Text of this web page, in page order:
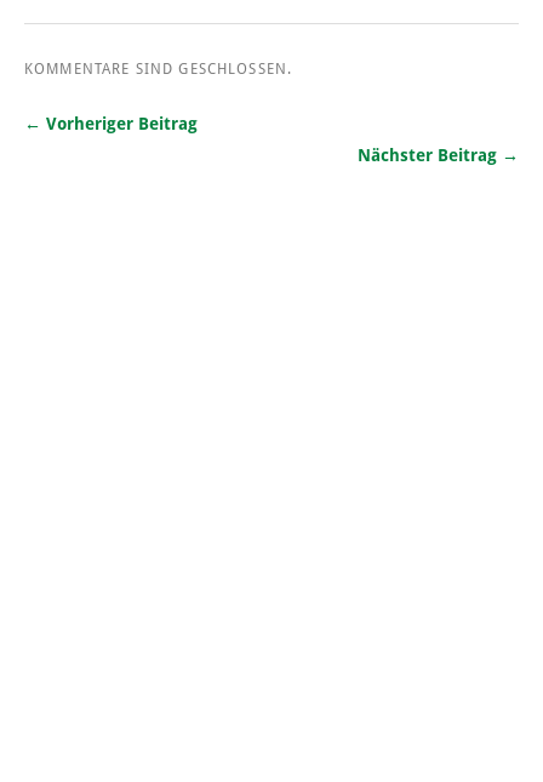
KOMMENTARE SIND GESCHLOSSEN.
← Vorheriger Beitrag
Nächster Beitrag →